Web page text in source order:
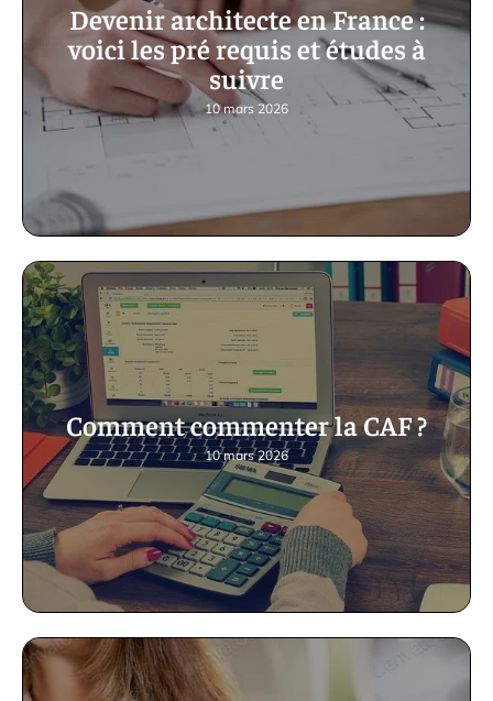
Devenir architecte en France :
voici les pré requis et études à
suivre
10 mars 2026
Comment commenter la CAF ?
10 mars 2026